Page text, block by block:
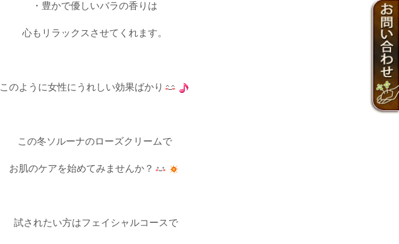
・豊かで優しいバラの香りは
心もリラックスさせてくれます。
このように女性にうれしい効果ばかり
この冬ソルーナのローズクリームで
お肌のケアを始めてみませんか？
試されたい方はフェイシャルコースで